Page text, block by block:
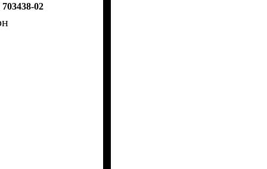
703438-02